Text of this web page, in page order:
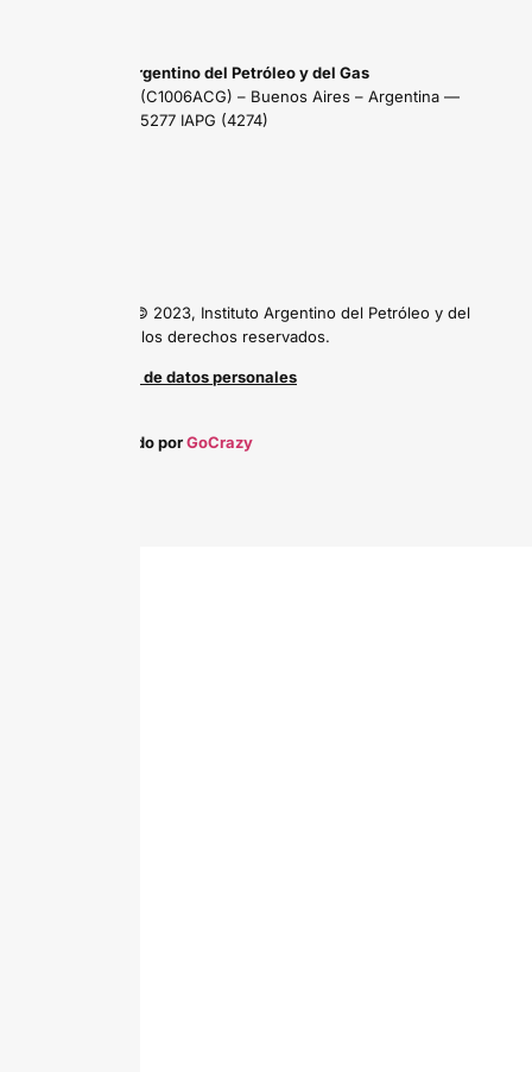
Instituto Argentino del Petróleo y del Gas
Maipú 639 (C1006ACG) – Buenos Aires – Argentina —
Tel: (54 11) 5277 IAPG (4274)
Copyright © 2023, Instituto Argentino del Petróleo y del
Gas, todos los derechos reservados.
Protección de datos personales
Desarrollado porGoCrazy